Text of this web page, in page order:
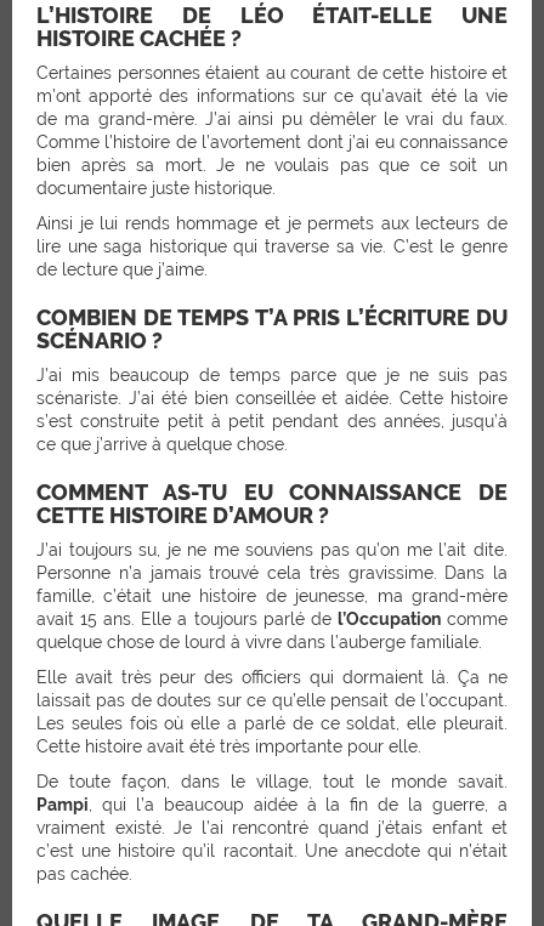
L’HISTOIRE DE LÉO ÉTAIT-ELLE UNE
HISTOIRE CACHÉE ?
Certaines personnes étaient au courant de cette histoire et
m’ont apporté des informations sur ce qu’avait été la vie
de ma grand-mère. J’ai ainsi pu démêler le vrai du faux.
Comme l’histoire de l’avortement dont j’ai eu connaissance
bien après sa mort. Je ne voulais pas que ce soit un
documentaire juste historique.
Ainsi je lui rends hommage et je permets aux lecteurs de
lire une saga historique qui traverse sa vie. C’est le genre
de lecture que j’aime.
COMBIEN DE TEMPS T’A PRIS L’ÉCRITURE DU
SCÉNARIO ?
J’ai mis beaucoup de temps parce que je ne suis pas
scénariste. J’ai été bien conseillée et aidée. Cette histoire
s’est construite petit à petit pendant des années, jusqu’à
ce que j’arrive à quelque chose.
COMMENT AS-TU EU CONNAISSANCE DE
CETTE HISTOIRE D’AMOUR ?
J’ai toujours su, je ne me souviens pas qu’on me l’ait dite.
Personne n’a jamais trouvé cela très gravissime. Dans la
famille, c’était une histoire de jeunesse, ma grand-mère
avait 15 ans. Elle a toujours parlé de l’Occupationcomme
quelque chose de lourd à vivre dans l’auberge familiale.
Elle avait très peur des officiers qui dormaient là. Ça ne
laissait pas de doutes sur ce qu’elle pensait de l’occupant.
Les seules fois où elle a parlé de ce soldat, elle pleurait.
Cette histoire avait été très importante pour elle.
De toute façon, dans le village, tout le monde savait.
Pampi , qui l’a beaucoup aidée à la fin de la guerre, a
vraiment existé. Je l’ai rencontré quand j’étais enfant et
c’est une histoire qu’il racontait. Une anecdote qui n’était
pas cachée.